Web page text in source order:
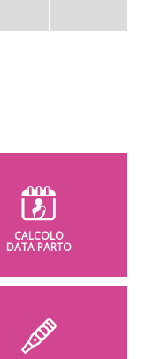
CALCOLO
DATA PARTO